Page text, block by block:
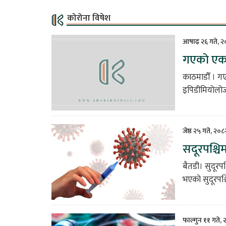
कोरोना विषेश
आषाढ़ २६ गते,
गएकाे एक
काठमाडौँ ।
जेष्ठ २५ गते,
बैतडी।
भएको
फाल्गुन ११ गते,